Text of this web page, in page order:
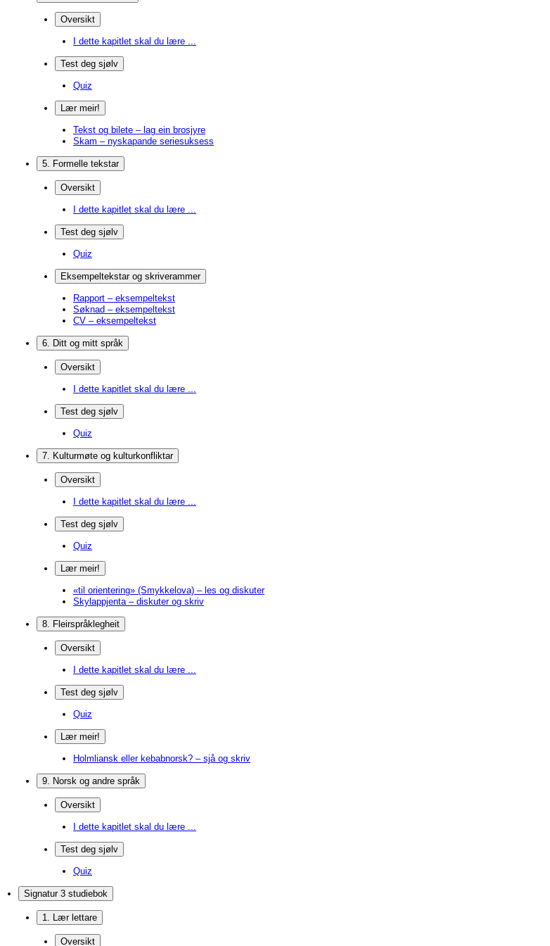
Oversikt
I dette kapitlet skal du lære ...
Test deg sjølv
Quiz
Lær meir!
Tekst og bilete – lag ein brosjyre
Skam – nyskapande seriesuksess
5. Formelle tekstar
Oversikt
I dette kapitlet skal du lære ...
Test deg sjølv
Quiz
Eksempeltekstar og skriverammer
Rapport – eksempeltekst
Søknad – eksempeltekst
CV – eksempeltekst
6. Ditt og mitt språk
Oversikt
I dette kapitlet skal du lære ...
Test deg sjølv
Quiz
7. Kulturmøte og kulturkonfliktar
Oversikt
I dette kapitlet skal du lære ...
Test deg sjølv
Quiz
Lær meir!
«til orientering» (Smykkelova) – les og diskuter
Skylappjenta – diskuter og skriv
8. Fleirspråklegheit
Oversikt
I dette kapitlet skal du lære ...
Test deg sjølv
Quiz
Lær meir!
Holmliansk eller kebabnorsk? – sjå og skriv
9. Norsk og andre språk
Oversikt
I dette kapitlet skal du lære ...
Test deg sjølv
Quiz
Signatur 3 studiebok
1. Lær lettare
Oversikt